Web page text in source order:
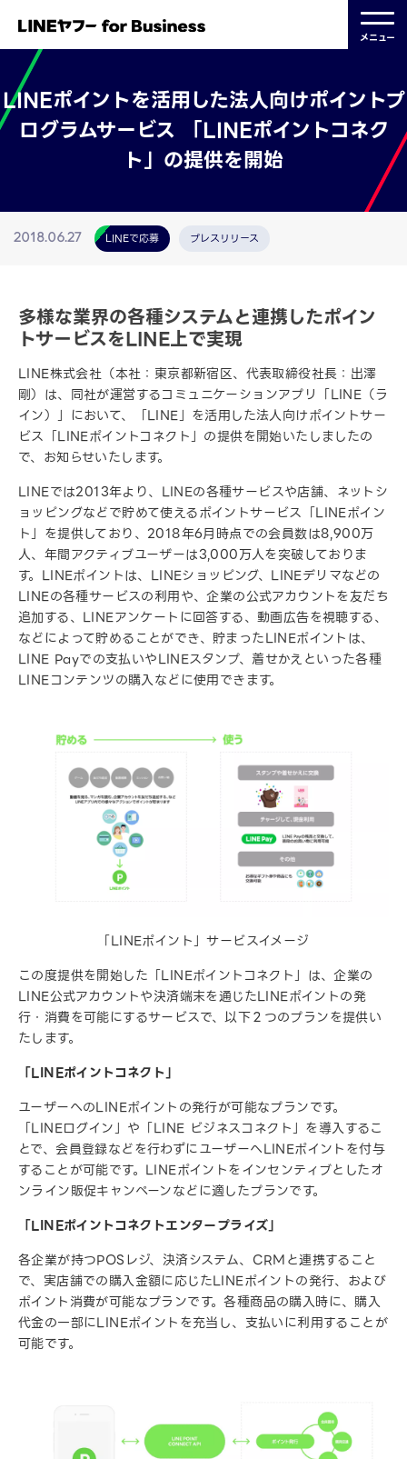
メニュー
LINEポイントを活用した法人向けポイントプ
ログラムサービス 「LINEポイントコネク
ト」の提供を開始
2018.06.27 LINEで応募 プレスリリース
多様な業界の各種システムと連携したポイン
トサービスをLINE上で実現
LINE株式会社（本社：東京都新宿区、代表取締役社長：出澤
剛）は、同社が運営するコミュニケーションアプリ「LINE（ラ
イン）」において、「LINE」を活用した法人向けポイントサー
ビス「LINEポイントコネクト」の提供を開始いたしましたの
で、お知らせいたします。
LINEでは2013年より、LINEの各種サービスや店舗、ネットシ
ョッピングなどで貯めて使えるポイントサービス「LINEポイン
ト」を提供しており、2018年6月時点での会員数は8,900万
人、年間アクティブユーザーは3,000万人を突破しておりま
す。LINEポイントは、LINEショッピング、LINEデリマなどの
LINEの各種サービスの利用や、企業の公式アカウントを友だち
追加する、LINEアンケートに回答する、動画広告を視聴する、
などによって貯めることができ、貯まったLINEポイントは、
LINE Payでの支払いやLINEスタンプ、着せかえといった各種
LINEコンテンツの購入などに使用できます。
「LINEポイント」サービスイメージ
この度提供を開始した「LINEポイントコネクト」は、企業の
LINE公式アカウントや決済端末を通じたLINEポイントの発
行・消費を可能にするサービスで、以下２つのプランを提供い
たします。
「LINEポイントコネクト」
ユーザーへのLINEポイントの発行が可能なプランです。
「LINEログイン」や「LINE ビジネスコネクト」を導入するこ
とで、会員登録などを行わずにユーザーへLINEポイントを付与
することが可能です。LINEポイントをインセンティブとしたオ
ンライン販促キャンペーンなどに適したプランです。
「LINEポイントコネクトエンタープライズ」
各企業が持つPOSレジ、決済システム、CRMと連携すること
で、実店舗での購入金額に応じたLINEポイントの発行、および
ポイント消費が可能なプランです。各種商品の購入時に、購入
代金の一部にLINEポイントを充当し、支払いに利用することが
可能です。